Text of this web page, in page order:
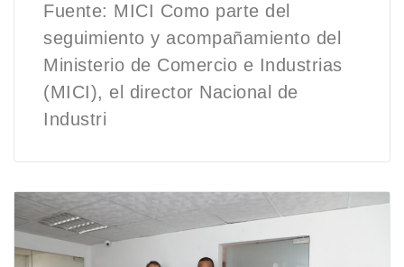
Fuente: MICI Como parte del
seguimiento y acompañamiento del
Ministerio de Comercio e Industrias
(MICI), el director Nacional de
Industri